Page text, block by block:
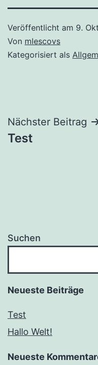
Veröffentlicht am 9.
Von mlescovs
Kategorisiert als
Nächster Beitrag
Test
Suchen
Neueste Beiträge
Test
Hallo Welt!
Neueste